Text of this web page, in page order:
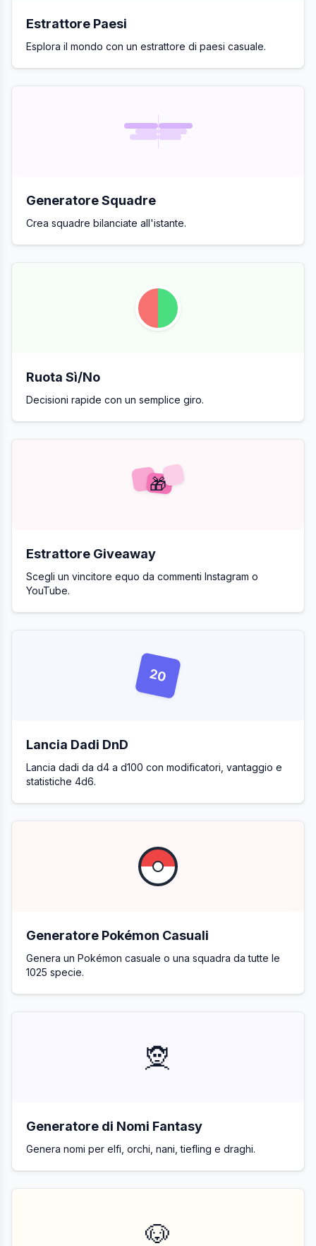
Estrattore Paesi
Esplora il mondo con un estrattore di paesi casuale.
Generatore Squadre
Crea squadre bilanciate all'istante.
Ruota Sì/No
Decisioni rapide con un semplice giro.
🎁
Estrattore Giveaway
Scegli un vincitore equo da commenti Instagram o
YouTube.
20
Lancia Dadi DnD
Lancia dadi da d4 a d100 con modificatori, vantaggio e
statistiche 4d6.
Generatore Pokémon Casuali
Genera un Pokémon casuale o una squadra da tutte le
1025 specie.
🧝
Generatore di Nomi Fantasy
Genera nomi per elfi, orchi, nani, tiefling e draghi.
🐶